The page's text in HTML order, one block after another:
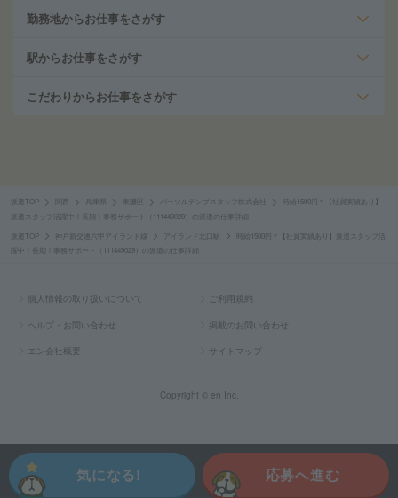
応募へ進む
気になる!
勤務地からお仕事をさがす
駅からお仕事をさがす
こだわりからお仕事をさがす
派遣TOP 兵庫県 東灘区 パーソルテンプスタッフ株式会社
時給1500円＊【社員実績あり】
派遣スタッフ活躍中！長期！事務サポート（111449029）の派遣の仕事詳細
派遣TOP 神戸新交通六甲アイランド線 アイランド北口駅
時給1500円＊【社員実績あり】派遣スタッフ活
躍中！長期！事務サポート（111449029）の派遣の仕事詳細
個人情報の取り扱いについて ご利用規約
ヘルプ・お問い合わせ 掲載のお問い合わせ
エン会社概要 サイトマップ
Copyright © en Inc.